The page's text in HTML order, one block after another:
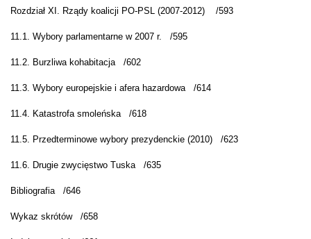
Rozdział XI. Rządy koalicji PO-PSL (2007-2012) /593
11.1. Wybory parlamentarne w 2007 r. /595
11.2. Burzliwa kohabitacja /602
11.3. Wybory europejskie i afera hazardowa /614
11.4. Katastrofa smoleńska /618
11.5. Przedterminowe wybory prezydenckie (2010) /623
11.6. Drugie zwycięstwo Tuska /635
Bibliografia /646
Wykaz skrótów /658